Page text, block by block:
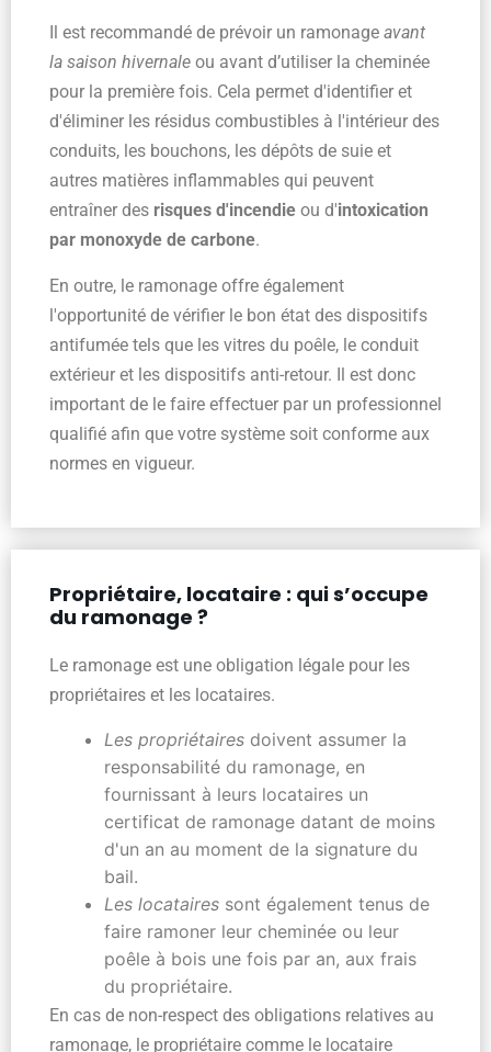
Il est recommandé de prévoir un ramonage avant
la saison hivernale ou avant d’utiliser la cheminée
pour la première fois. Cela permet d'identifier et
d'éliminer les résidus combustibles à l'intérieur des
conduits, les bouchons, les dépôts de suie et
autres matières inflammables qui peuvent
entraîner des risques d'incendie ou d'intoxication
par monoxyde de carbone.
En outre, le ramonage offre également
l'opportunité de vérifier le bon état des dispositifs
antifumée tels que les vitres du poêle, le conduit
extérieur et les dispositifs anti-retour. Il est donc
important de le faire effectuer par un professionnel
qualifié afin que votre système soit conforme aux
normes en vigueur.
Propriétaire, locataire : qui s’occupe
du ramonage ?
Le ramonage est une obligation légale pour les
propriétaires et les locataires.
Les propriétaires doivent assumer la
responsabilité du ramonage, en
fournissant à leurs locataires un
certificat de ramonage datant de moins
d'un an au moment de la signature du
bail.
Les locataires sont également tenus de
faire ramoner leur cheminée ou leur
poêle à bois une fois par an, aux frais
du propriétaire.
En cas de non-respect des obligations relatives au
ramonage, le propriétaire comme le locataire